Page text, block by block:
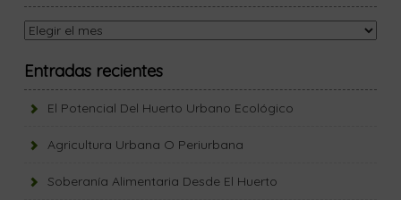
Entradas recientes
El Potencial Del Huerto Urbano Ecológico
Agricultura Urbana O Periurbana
Soberanía Alimentaria Desde El Huerto